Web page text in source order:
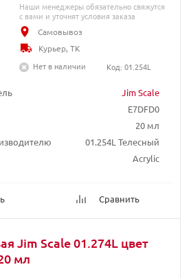
Jim Scale
E7DFD0
20 мл
01.254L Телесный
Acrylic
Сравнить
Наши менеджеры обязательно свяжутся
с вами и уточнят условия заказа
Самовывоз
Курьер, ТК
Нет в наличии
Код: 01.254L
Jim Scale 01.274L цвет
мл